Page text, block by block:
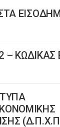
– ΚΩΔΙΚΑΣ